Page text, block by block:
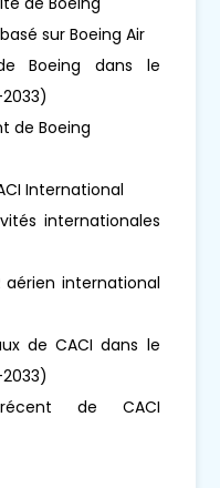
sur Boeing Air
Boeing dans le
de Boeing
International
internationales
aérien international
de CACI dans le
récent de CACI